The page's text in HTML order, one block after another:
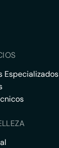
Especializados